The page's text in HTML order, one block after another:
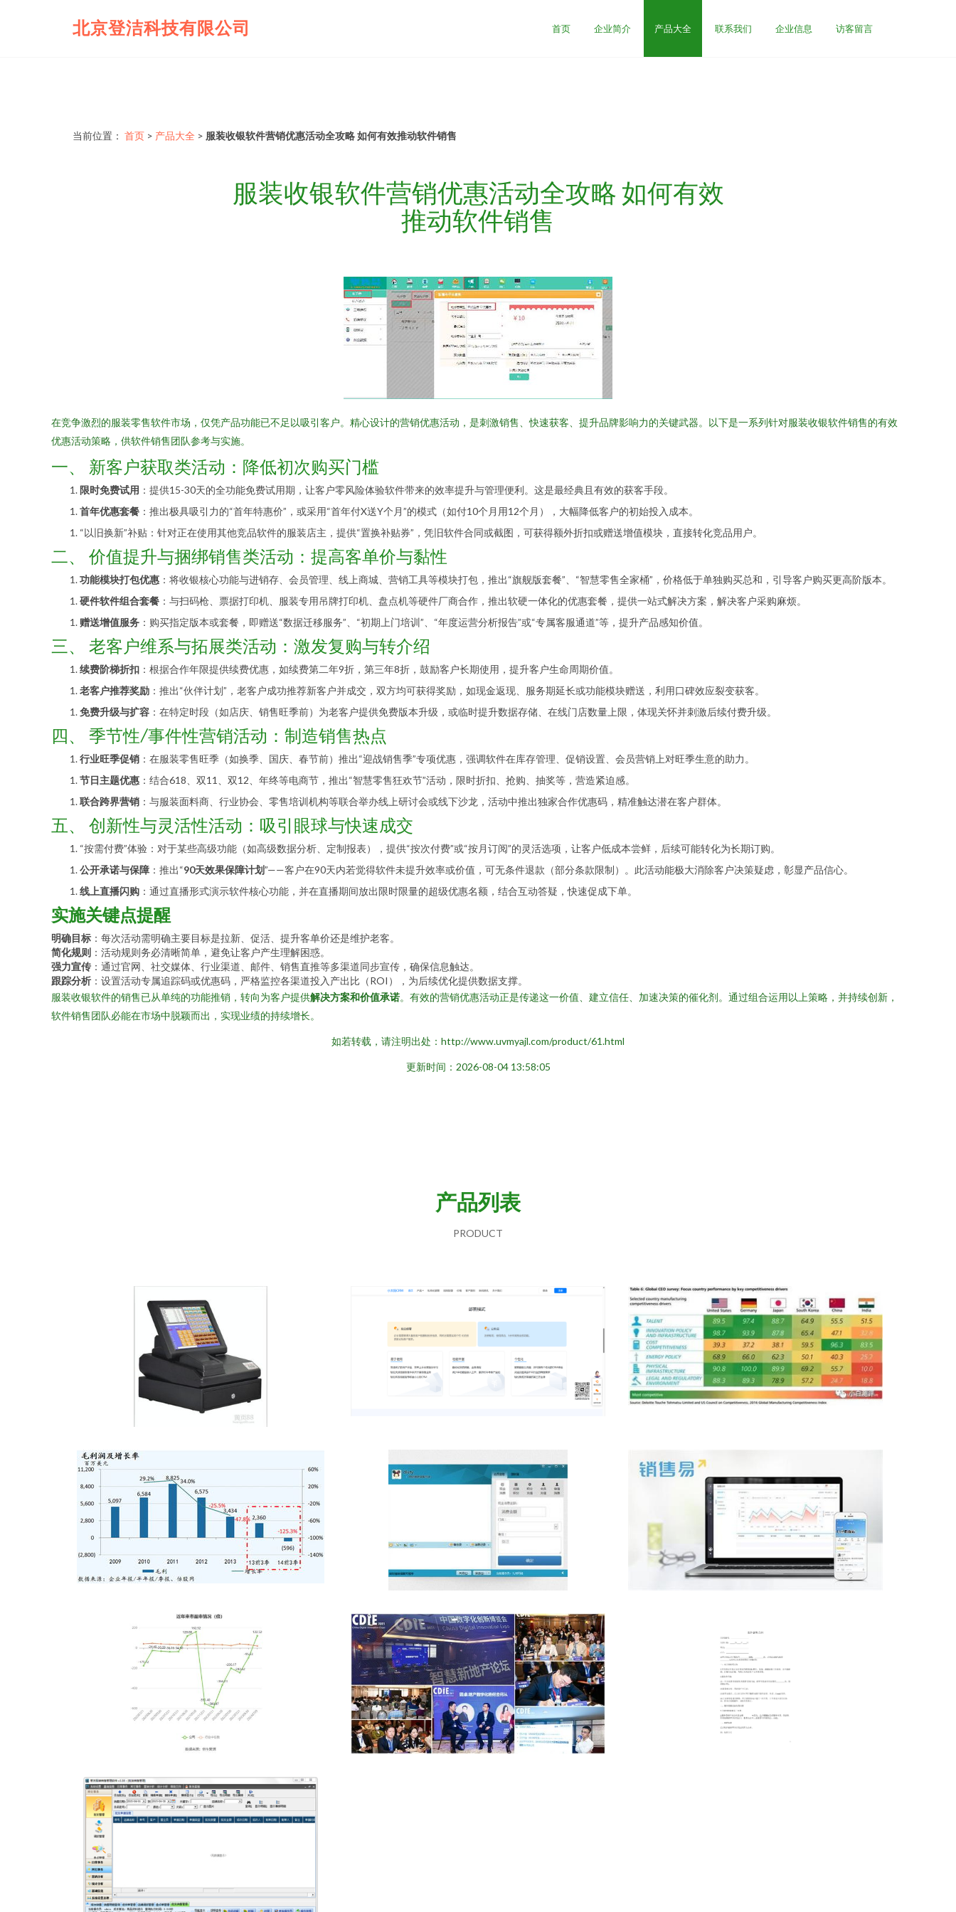
北京登洁科技有限公司 首页 企业简介 产品大全 联系我们 企业信息 访客留言
当前位置： 首页 > 产品大全 > 服装收银软件营销优惠活动全攻略 如何有效推动软件销售
服装收银软件营销优惠活动全攻略 如何有效
推动软件销售
在竞争激烈的服装零售软件市场，仅凭产品功能已不足以吸引客户。精心设计的营销优惠活动，是刺激销售、快速获客、提升品牌影响力的关键武器。以下是一系列针对服装收银软件销售的有效
优惠活动策略，供软件销售团队参考与实施。
一、 新客户获取类活动：降低初次购买门槛
限时免费试用 ：提供15-30天的全功能免费试用期，让客户零风险体验软件带来的效率提升与管理便利。这是最经典且有效的获客手段。
首年优惠套餐 ：推出极具吸引力的“首年特惠价”，或采用“首年付X送Y个月”的模式（如付10个月用12个月），大幅降低客户的初始投入成本。
“以旧换新”补贴：针对正在使用其他竞品软件的服装店主，提供“置换补贴券”，凭旧软件合同或截图，可获得额外折扣或赠送增值模块，直接转化竞品用户。
二、 价值提升与捆绑销售类活动：提高客单价与黏性
功能模块打包优惠 ：将收银核心功能与进销存、会员管理、线上商城、营销工具等模块打包，推出“旗舰版套餐”、“智慧零售全家桶”，价格低于单独购买总和，引导客户购买更高阶版本。
硬件软件组合套餐 ：与扫码枪、票据打印机、服装专用吊牌打印机、盘点机等硬件厂商合作，推出软硬一体化的优惠套餐，提供一站式解决方案，解决客户采购麻烦。
赠送增值服务 ：购买指定版本或套餐，即赠送“数据迁移服务”、“初期上门培训”、“年度运营分析报告”或“专属客服通道”等，提升产品感知价值。
三、 老客户维系与拓展类活动：激发复购与转介绍
续费阶梯折扣 ：根据合作年限提供续费优惠，如续费第二年9折，第三年8折，鼓励客户长期使用，提升客户生命周期价值。
老客户推荐奖励 ：推出“伙伴计划”，老客户成功推荐新客户并成交，双方均可获得奖励，如现金返现、服务期延长或功能模块赠送，利用口碑效应裂变获客。
免费升级与扩容 ：在特定时段（如店庆、销售旺季前）为老客户提供免费版本升级，或临时提升数据存储、在线门店数量上限，体现关怀并刺激后续付费升级。
四、 季节性/事件性营销活动：制造销售热点
行业旺季促销 ：在服装零售旺季（如换季、国庆、春节前）推出“迎战销售季”专项优惠，强调软件在库存管理、促销设置、会员营销上对旺季生意的助力。
节日主题优惠 ：结合618、双11、双12、年终等电商节，推出“智慧零售狂欢节”活动，限时折扣、抢购、抽奖等，营造紧迫感。
联合跨界营销 ：与服装面料商、行业协会、零售培训机构等联合举办线上研讨会或线下沙龙，活动中推出独家合作优惠码，精准触达潜在客户群体。
五、 创新性与灵活性活动：吸引眼球与快速成交
“按需付费”体验：对于某些高级功能（如高级数据分析、定制报表），提供“按次付费”或“按月订阅”的灵活选项，让客户低成本尝鲜，后续可能转化为长期订购。
公开承诺与保障 ：推出“90天效果保障计划”——客户在90天内若觉得软件未提升效率或价值，可无条件退款（部分条款限制）。此活动能极大消除客户决策疑虑，彰显产品信心。
线上直播闪购 ：通过直播形式演示软件核心功能，并在直播期间放出限时限量的超级优惠名额，结合互动答疑，快速促成下单。
实施关键点提醒
明确目标 ：每次活动需明确主要目标是拉新、促活、提升客单价还是维护老客。
简化规则 ：活动规则务必清晰简单，避免让客户产生理解困惑。
强力宣传 ：通过官网、社交媒体、行业渠道、邮件、销售直推等多渠道同步宣传，确保信息触达。
跟踪分析 ：设置活动专属追踪码或优惠码，严格监控各渠道投入产出比（ROI），为后续优化提供数据支撑。
服装收银软件的销售已从单纯的功能推销，转向为客户提供解决方案和价值承诺。有效的营销优惠活动正是传递这一价值、建立信任、加速决策的催化剂。通过组合运用以上策略，并持续创新，
软件销售团队必能在市场中脱颖而出，实现业绩的持续增长。
如若转载，请注明出处：http://www.uvmyajl.com/product/61.html
更新时间：2026-08-04 13:58:05
产品列表
PRODUCT